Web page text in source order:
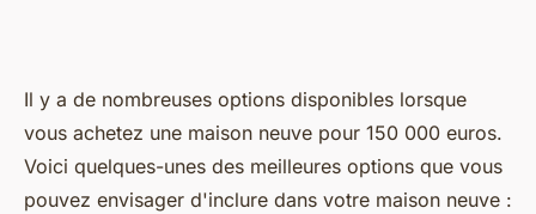
Il y a de nombreuses options disponibles lorsque
vous achetez une maison neuve pour 150 000 euros.
Voici quelques-unes des meilleures options que vous
pouvez envisager d'inclure dans votre maison neuve :